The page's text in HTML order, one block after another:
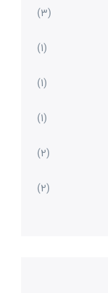
(3)
(1)
(1)
(1)
(2)
(2)